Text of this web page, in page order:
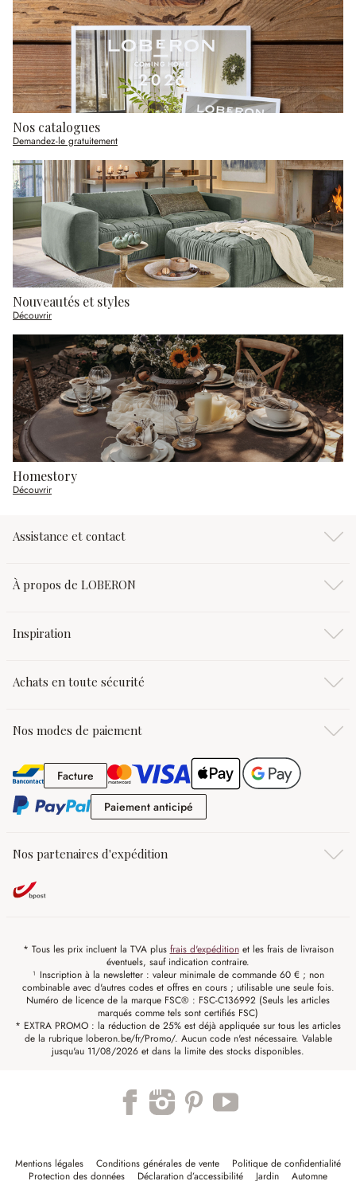
Nos catalogues
Demandez-le gratuitement
Nouveautés et styles
Découvrir
Homestory
Découvrir
Assistance et contact
À propos de LOBERON
Inspiration
Achats en toute sécurité
Nos modes de paiement
FactureFacture
Paiement anticipé
Nos partenaires d'expédition
* Tous les prix incluent la TVA plus frais d'expéditionet les frais de livraison
éventuels, sauf indication contraire.
¹ Inscription à la newsletter : valeur minimale de commande 60 € ; non
combinable avec d'autres codes et offres en cours ; utilisable une seule fois.
Numéro de licence de la marque FSC® : FSC-C136992 (Seuls les articles
marqués comme tels sont certifiés FSC)
* EXTRA PROMO : la réduction de 25% est déjà appliquée sur tous les articles
de la rubrique loberon.be/fr/Promo/. Aucun code n'est nécessaire. Valable
jusqu'au 11/08/2026 et dans la limite des stocks disponibles.
Mentions légales Conditions générales de vente
Politique de confidentialité
Protection des données
Déclaration d’accessibilité Jardin Automne